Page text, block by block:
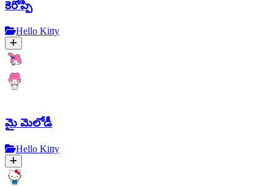
కెరోప్పి
Hello Kitty
మై మెలోడీ
Hello Kitty